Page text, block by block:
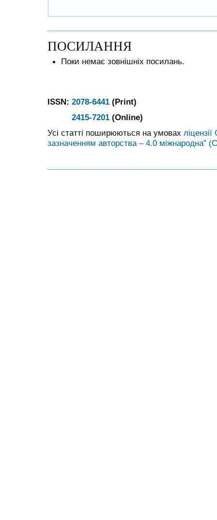
ПОСИЛАННЯ
Поки немає зовнішніх посилань.
ISSN: 2078-6441 (Print)
2415-7201 (Online)
Усі статті поширюються на умовах
зазначенням авторства – 4.0 міжнародна”